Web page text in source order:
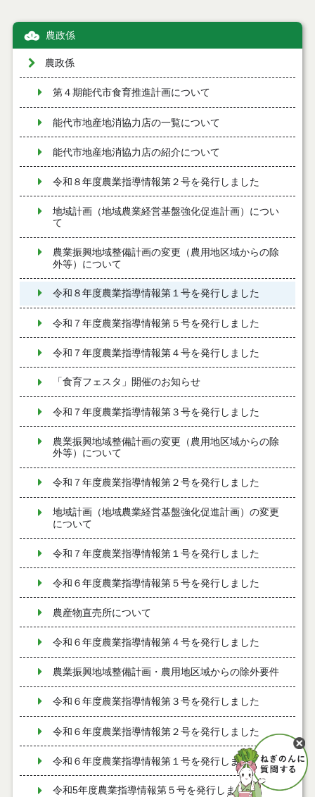
農政係
農政係
第４期能代市食育推進計画について
能代市地産地消協力店の一覧について
能代市地産地消協力店の紹介について
令和８年度農業指導情報第２号を発行しました
地域計画（地域農業経営基盤強化促進計画）につい
て
農業振興地域整備計画の変更（農用地区域からの除
外等）について
令和８年度農業指導情報第１号を発行しました
令和７年度農業指導情報第５号を発行しました
令和７年度農業指導情報第４号を発行しました
「食育フェスタ」開催のお知らせ
令和７年度農業指導情報第３号を発行しました
農業振興地域整備計画の変更（農用地区域からの除
外等）について
令和７年度農業指導情報第２号を発行しました
地域計画（地域農業経営基盤強化促進計画）の変更
について
令和７年度農業指導情報第１号を発行しました
令和６年度農業指導情報第５号を発行しました
農産物直売所について
令和６年度農業指導情報第４号を発行しました
農業振興地域整備計画・農用地区域からの除外要件
令和６年度農業指導情報第３号を発行しました
令和６年度農業指導情報第２号を発行しました
令和６年度農業指導情報第１号を発行しました
令和5年度農業指導情報第５号を発行しました